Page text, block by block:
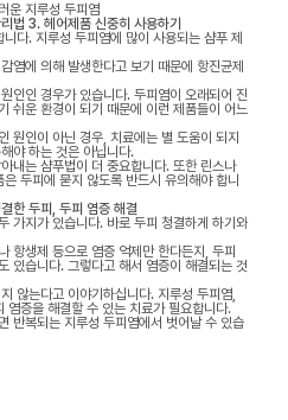
운 지루성 두피염
법 3. 헤어제품 신중히 사용하기
다. 지루성 두피염에 많이 사용되는 샴푸 제
염에 의해 발생한다고 보기 때문에 항진균제
인인 경우가 있습니다. 두피염이 오래되어 진
쉬운 환경이 되기 때문에 이런 제품들이 어느
원인이 아닌 경우, 치료에는 별 도움이 되지
야 하는 것은 아닙니다.
내는 샴푸법이 더 중요합니다. 또한 린스나
두피에 묻지 않도록 반드시 유의해야 합니
한 두피, 두피 염증 해결
가지가 있습니다. 바로 두피 청결하게 하기와
항생제 등으로 염증 억제만 한다든지, 두피
있습니다. 그렇다고 해서 염증이 해결되는 것
않는다고 이야기하십니다. 지루성 두피염,
염증을 해결할 수 있는 치료가 필요합니다.
반복되는 지루성 두피염에서 벗어날 수 있습